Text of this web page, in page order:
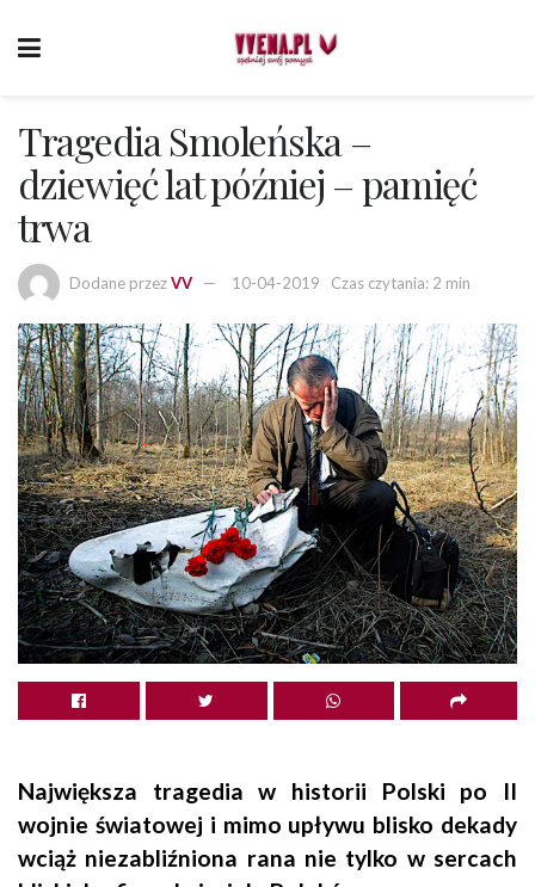
Tragedia Smoleńska –
dziewięć lat później – pamięć
trwa
Dodane przezVV 10-04-2019 Czas czytania: 2 min
Największa tragedia w historii Polski po II
wojnie światowej i mimo upływu blisko dekady
wciąż niezabliźniona rana nie tylko w sercach